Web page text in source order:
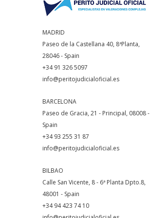
MADRID
Paseo de la Castellana 40, 8ªPlanta,
28046 - Spain
+34 91 326 5097
info@peritojudicialoficial.es
BARCELONA
Paseo de Gracia, 21 - Principal, 08008 -
Spain
+34 93 255 31 87
info@peritojudicialoficial.es
BILBAO
Calle San Vicente, 8 - 6ª Planta Dpto.8,
48001 - Spain
+34 94 423 74 10